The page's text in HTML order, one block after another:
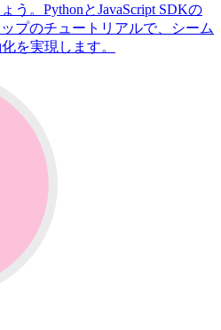
う。PythonとJavaScript SDKの
プのチュートリアルで、シーム
を実現します。